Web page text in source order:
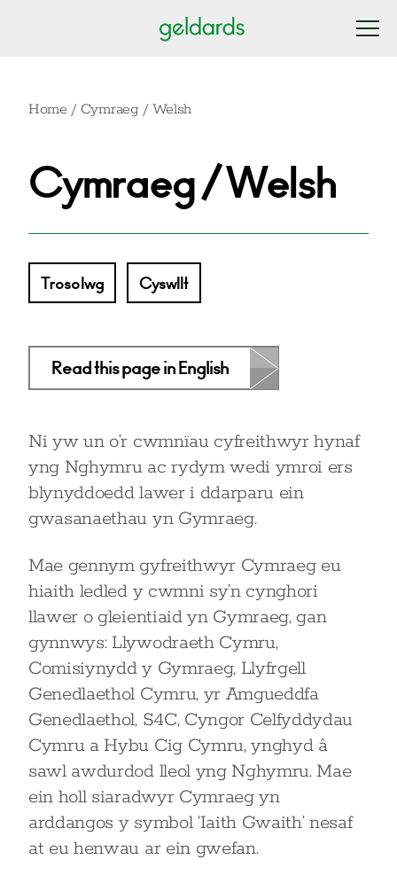
Home / Cymraeg / Welsh
Cymraeg / Welsh
Trosolwg Cyswllt
Read this page in English
Ni yw un o’r cwmnïau cyfreithwyr hynaf
yng Nghymru ac rydym wedi ymroi ers
blynyddoedd lawer i ddarparu ein
gwasanaethau yn Gymraeg.
Mae gennym gyfreithwyr Cymraeg eu
hiaith ledled y cwmni sy’n cynghori
llawer o gleientiaid yn Gymraeg, gan
gynnwys: Llywodraeth Cymru,
Comisiynydd y Gymraeg, Llyfrgell
Genedlaethol Cymru, yr Amgueddfa
Genedlaethol, S4C, Cyngor Celfyddydau
Cymru a Hybu Cig Cymru, ynghyd â
sawl awdurdod lleol yng Nghymru. Mae
ein holl siaradwyr Cymraeg yn
arddangos y symbol ‘Iaith Gwaith’ nesaf
at eu henwau ar ein gwefan.